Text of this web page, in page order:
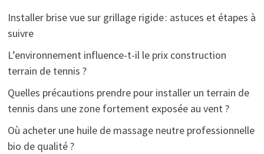
Installer brise vue sur grillage rigide : astuces et étapes à
suivre
L’environnement influence-t-il le prix construction
terrain de tennis ?
Quelles précautions prendre pour installer un terrain de
tennis dans une zone fortement exposée au vent ?
Où acheter une huile de massage neutre professionnelle
bio de qualité ?